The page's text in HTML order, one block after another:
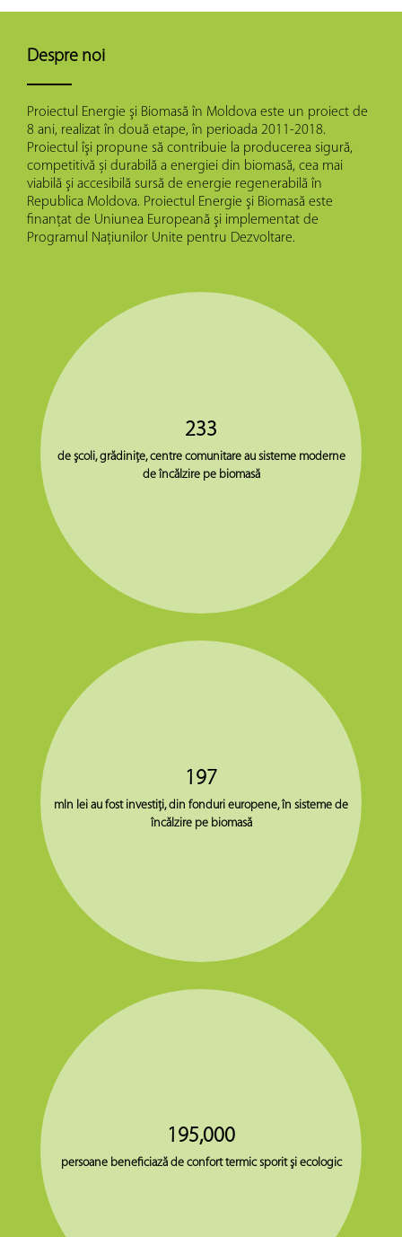
Reuniunea finală a beneficiarilor
07 Sep 2018
instalare a colectoarelor solare la
grădiniţa din Cărpineni
s. Cărpineni, rl Hânceşti
02 Aug 2018
Şedinţa Consiliului Proiectului
Energie şi Biomasă
Ministerul Economiei şi Infrastructurii
11 Jul 2018
Şcoala de Vară ENERGEL
s. Slobozia-Duşca, rl Criuleni
22 Jun 2018
producătorii de biocombustibil în
subiectul calităţii
biocombustibilului produs în
Moldova
Chişinău, str. Mirceşti 56, Laboratorul de testare
10 Jun 2018
Chişinău, Grădina Publică Ştefan cel Mare şi
Despre noi
Proiectul Energie şi Biomasă în Moldova este un proiect de
8 ani, realizat în două etape, în perioada 2011-2018.
Proiectul îşi propune să contribuie la producerea sigură,
competitivă și durabilă a energiei din biomasă, cea mai
viabilă şi accesibilă sursă de energie regenerabilă în
Republica Moldova. Proiectul Energie şi Biomasă este
finanţat de Uniunea Europeană şi implementat de
Programul Naţiunilor Unite pentru Dezvoltare.
233
de şcoli, grădiniţe, centre comunitare au sisteme moderne
de încălzire pe biomasă
197
mln lei au fost investiţi, din fonduri europene, în sisteme de
încălzire pe biomasă
195,000
persoane beneficiază de confort termic sporit şi ecologic